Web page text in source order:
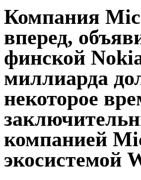
Компания
вперед,
финской
миллиарда
некоторое
компанией
экосистемой